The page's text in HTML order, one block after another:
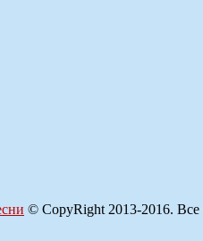
© CopyRight 2013-2016.